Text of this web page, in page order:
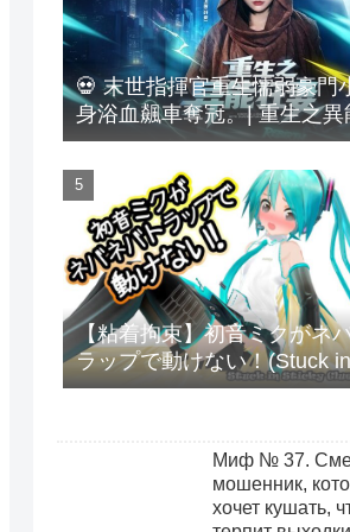
💀 末世指揮官重生懦弱豪門
身浴血飆車奪冠。| 重生之異
#DualCultivation
【粘着拘束】初音ミクがネ
ラップで動けない！(Stuck
Glue Trap for MMD)
Миф № 37.
мошенник,
хочет кушать,